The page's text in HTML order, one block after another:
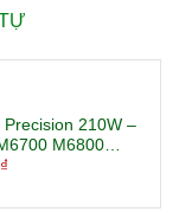
Precision 210W –
M6800
M4800
₫